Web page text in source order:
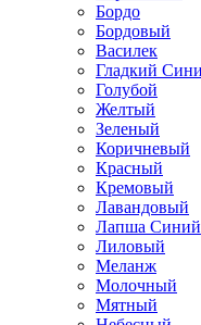
Бордо
Бордовый
Василек
Гладкий
Голубой
Желтый
Зеленый
Коричневый
Красный
Кремовый
Лавандовый
Лапша Синий
Лиловый
Меланж
Молочный
Мятный